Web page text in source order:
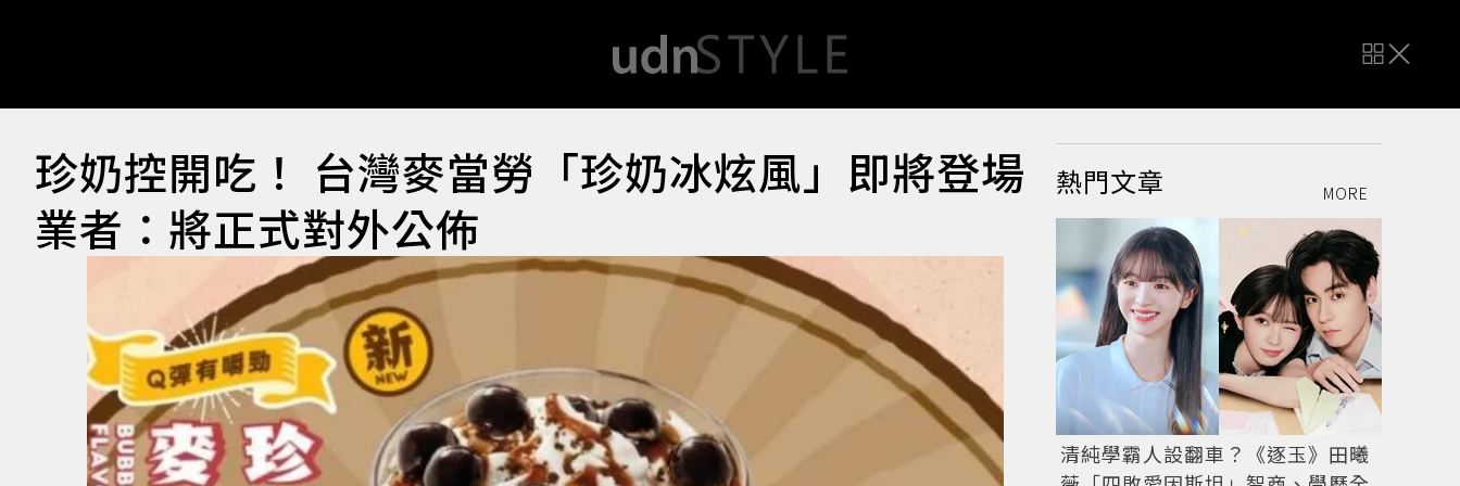
珍奶控開吃！ 台灣麥當勞「珍奶冰炫風」即將登場
業者：將正式對外公佈
熱門文章 MORE
清純學霸人設翻車？《逐玉》田曦